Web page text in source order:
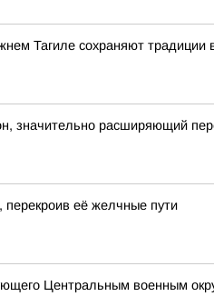
Тагиле сохраняют
значительно расширяющий
перекроив её желчные пути
Центральным военным